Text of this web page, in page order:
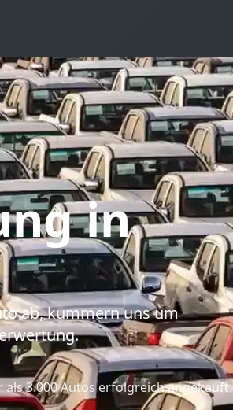
in
ab, kümmern uns um
3.000 Autos erfolgreich angekauft.